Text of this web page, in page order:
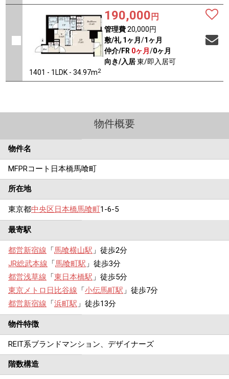
1401 - 1LDK - 34.97m2
190,000 円
管理費20,000円
敷/礼 1ヶ月 /1ヶ月
仲介/FR 0ヶ月 /0ヶ月
向き/入居東/即入居可
物件概要
物件名
MFPRコート日本橋馬喰町
所在地
東京都中央区日本橋馬喰町1-6-5
最寄駅
都営新宿線 「馬喰横山駅 」徒歩2分
JR総武本線 「馬喰町駅 」徒歩3分
都営浅草線 「東日本橋駅 」徒歩5分
東京メトロ日比谷線 「小伝馬町駅 」徒歩7分
都営新宿線 「浜町駅 」徒歩13分
物件特徴
REIT系ブランドマンション、デザイナーズ
階数構造